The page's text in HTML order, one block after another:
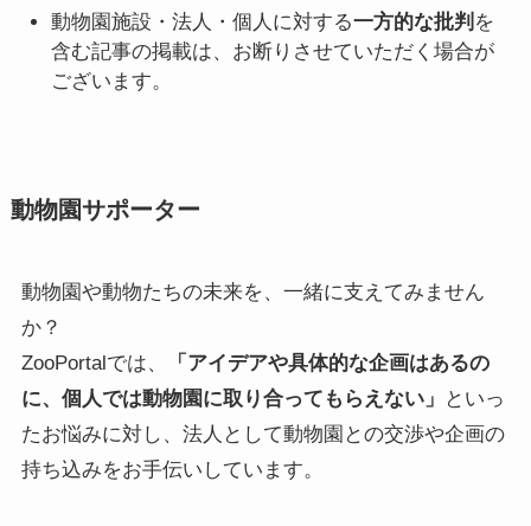
動物園施設・法人・個人に対する一方的な批判 を
含む記事の掲載は、お断りさせていただく場合が
ございます。
動物園サポーター
動物園や動物たちの未来を、一緒に支えてみません
か？
ZooPortalでは、
「アイデアや具体的な企画はあるの
に、個人では動物園に取り合ってもらえない」
といっ
たお悩みに対し、法人として動物園との交渉や企画の
持ち込みをお手伝いしています。